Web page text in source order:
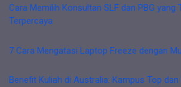
Cara Memilih Konsultan SLF dan PBG yang
Terpercaya
7 Cara Mengatasi Laptop Freeze dengan
Benefit Kuliah di Australia: Kampus Top